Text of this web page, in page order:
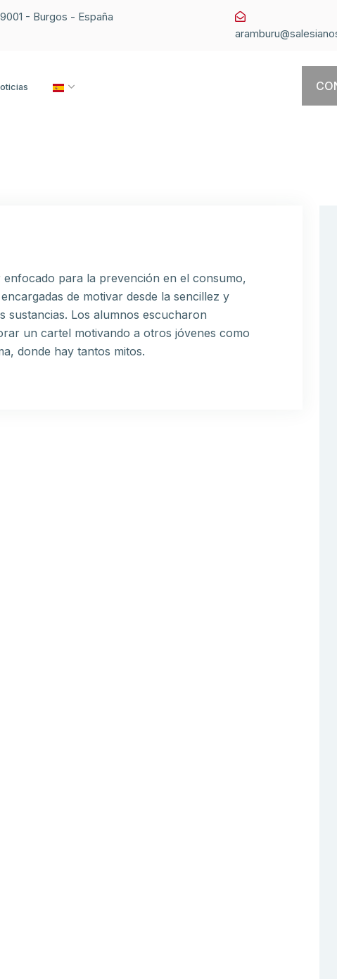
- Burgos - España
enfocado para la prevención en el consumo,
de motivar desde la sencillez y
sustancias. Los alumnos escucharon
un cartel motivando a otros jóvenes como
donde hay tantos mitos.